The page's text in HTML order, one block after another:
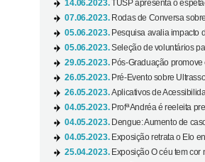
14.06.2023.TUSP apresenta o
07.06.2023. Rodas de Conversa
05.06.2023. Pesquisa avalia impacto
05.06.2023.Seleção de voluntários
29.05.2023. Pós-Graduação
26.05.2023. Pré-Evento sobre
26.05.2023.Aplicativos de
04.05.2023. Profª Andréa é reeleita
04.05.2023. Dengue: Aumento de
04.05.2023. Exposição retrata o Elo
25.04.2023. Exposição O céu tem cor